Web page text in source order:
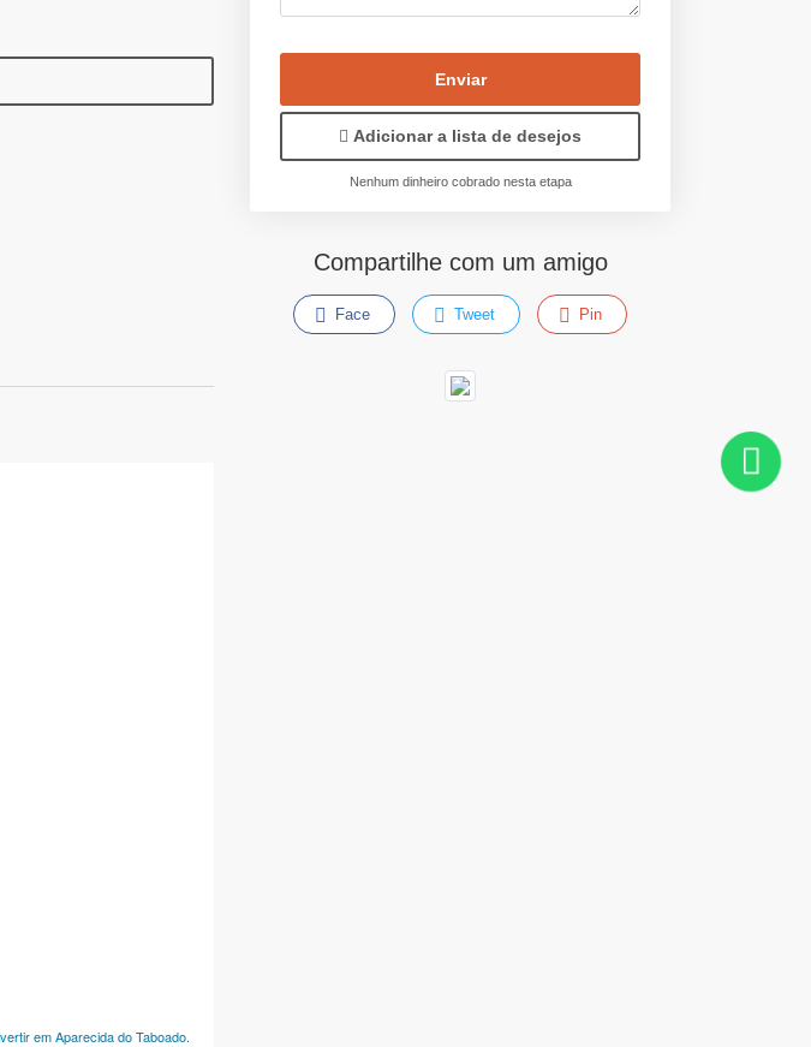
em Aparecida do Taboado.
Enviar
Adicionar a lista de desejos
Nenhum dinheiro cobrado nesta etapa
Compartilhe com um amigo
Face Tweet Pin